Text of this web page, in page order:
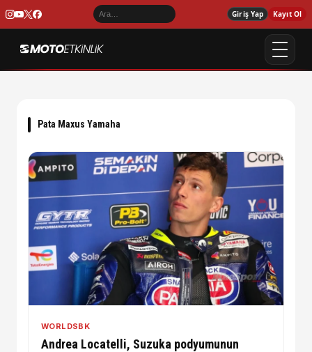
Giriş Yap Kayıt Ol
Pata Maxus Yamaha
WORLDSBK
Andrea Locatelli, Suzuka podyumunun